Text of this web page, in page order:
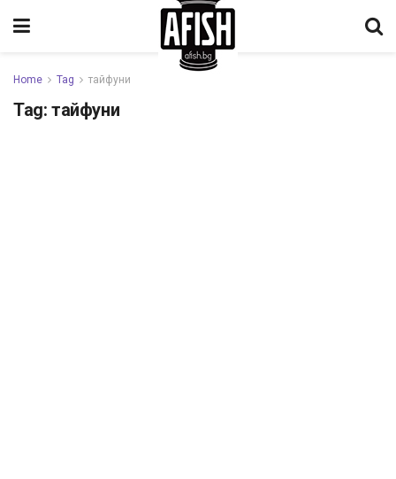
Home Tag тайфуни
Tag: тайфуни